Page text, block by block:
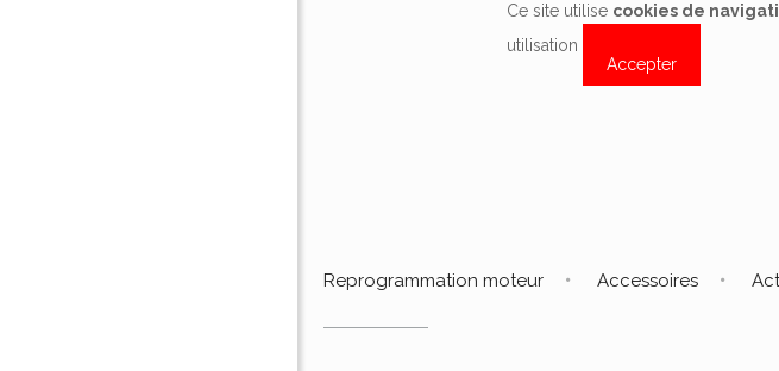
Ce site utilise cookies de
utilisation
Accepter
Reprogrammation moteur Accessoires